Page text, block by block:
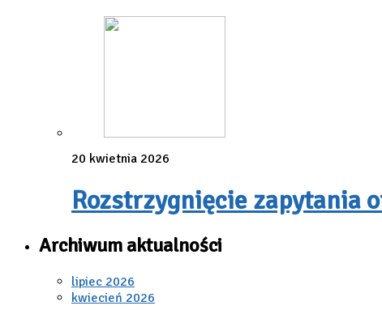
20 kwietnia 2026
Rozstrzygnięcie zapytania
Archiwum aktualności
lipiec 2026
kwiecień 2026